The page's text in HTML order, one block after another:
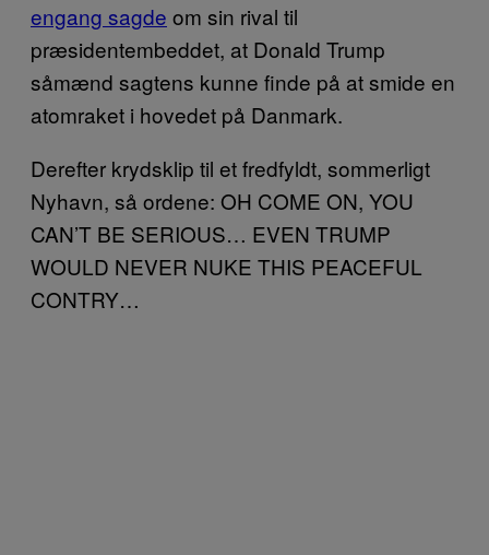
engang sagde om sin rival til
præsidentembeddet, at Donald Trump
såmænd sagtens kunne finde på at smide en
atomraket i hovedet på Danmark.
Derefter krydsklip til et fredfyldt, sommerligt
Nyhavn, så ordene: OH COME ON, YOU
CAN’T BE SERIOUS… EVEN TRUMP
WOULD NEVER NUKE THIS PEACEFUL
CONTRY…